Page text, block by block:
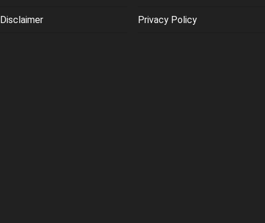
Disclaimer Privacy Policy